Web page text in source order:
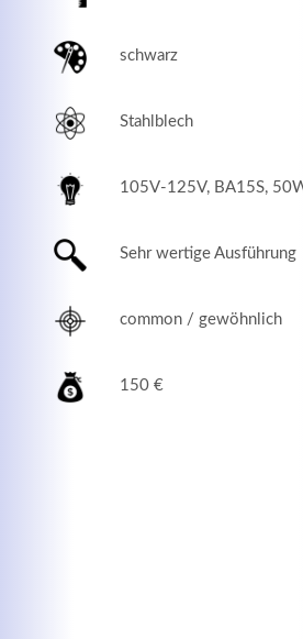
schwarz
Stahlblech
105V-125V, BA15S,
Sehr wertige Ausführung
common / gewöhnlich
150 €
Lorem ipsum dolor sit amet,